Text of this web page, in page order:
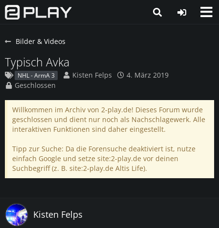
Bilder & Videos
Typisch Avka
NHL - ArmA 3 Kisten Felps
4. März 2019
Geschlossen
Willkommen im Archiv von 2-play.de! Dieses Forum wurde
geschlossen und dient nur noch als Nachschlagewerk. Alle
interaktiven Funktionen sind daher eingestellt.
Tipp zur Suche: Da die Forensuche deaktiviert ist, nutze
einfach Google und setze site:2-play.de vor deinen
Suchbegriff (z. B. site:2-play.de Altis Life).
Kisten Felps